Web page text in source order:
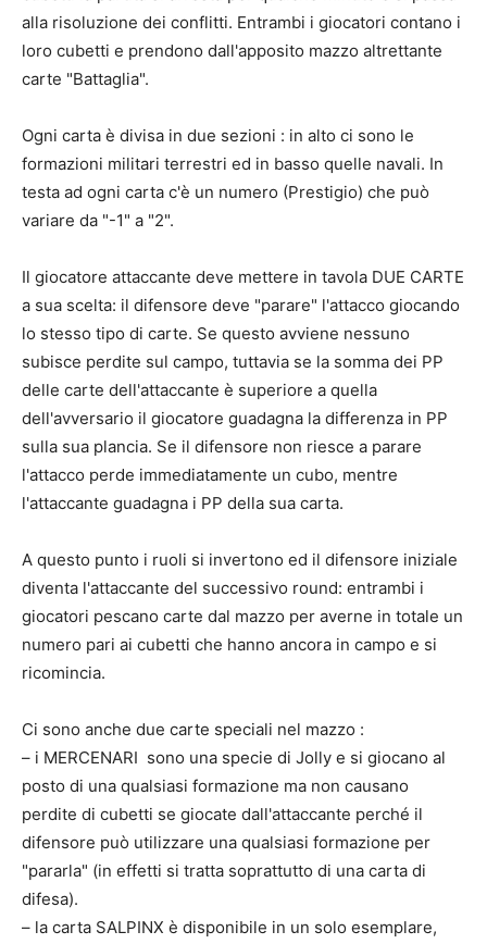
alla risoluzione dei conflitti. Entrambi i giocatori contano i
loro cubetti e prendono dall'apposito mazzo altrettante
carte "Battaglia".
Ogni carta è divisa in due sezioni : in alto ci sono le
formazioni militari terrestri ed in basso quelle navali. In
testa ad ogni carta c'è un numero (Prestigio) che può
variare da "-1" a "2".
Il giocatore attaccante deve mettere in tavola DUE CARTE
a sua scelta: il difensore deve "parare" l'attacco giocando
lo stesso tipo di carte. Se questo avviene nessuno
subisce perdite sul campo, tuttavia se la somma dei PP
delle carte dell'attaccante è superiore a quella
dell'avversario il giocatore guadagna la differenza in PP
sulla sua plancia. Se il difensore non riesce a parare
l'attacco perde immediatamente un cubo, mentre
l'attaccante guadagna i PP della sua carta.
A questo punto i ruoli si invertono ed il difensore iniziale
diventa l'attaccante del successivo round: entrambi i
giocatori pescano carte dal mazzo per averne in totale un
numero pari ai cubetti che hanno ancora in campo e si
ricomincia.
Ci sono anche due carte speciali nel mazzo :
– i MERCENARI sono una specie di Jolly e si giocano al
posto di una qualsiasi formazione ma non causano
perdite di cubetti se giocate dall'attaccante perché il
difensore può utilizzare una qualsiasi formazione per
"pararla" (in effetti si tratta soprattutto di una carta di
difesa).
– la carta SALPINX è disponibile in un solo esemplare,